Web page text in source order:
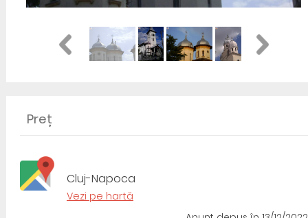
Preț
Cluj-Napoca
Vezi pe hartă